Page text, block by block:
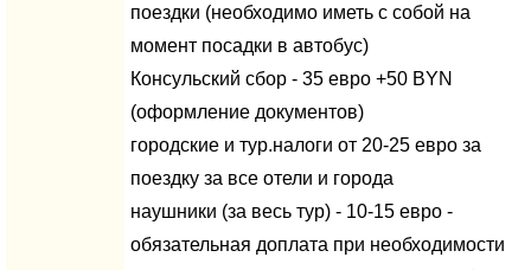
поездки (необходимо иметь с собой на
момент посадки в автобус)
Консульский сбор - 35 евро +50 BYN
(оформление документов)
городские и тур.налоги от 20-25 евро за
поездку за все отели и города
наушники (за весь тур) - 10-15 евро -
обязательная доплата при необходимости